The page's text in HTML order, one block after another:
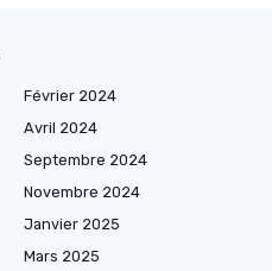
Février 2024
Avril 2024
Septembre 2024
Novembre 2024
Janvier 2025
Mars 2025